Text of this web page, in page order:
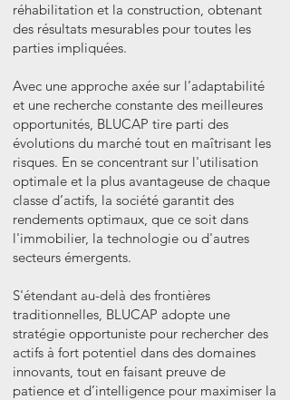
réhabilitation et la construction, obtenant
des résultats mesurables pour toutes les
parties impliquées.
Avec une approche axée sur l’adaptabilité
et une recherche constante des meilleures
opportunités, BLUCAP tire parti des
évolutions du marché tout en maîtrisant les
risques. En se concentrant sur l'utilisation
optimale et la plus avantageuse de chaque
classe d’actifs, la société garantit des
rendements optimaux, que ce soit dans
l'immobilier, la technologie ou d'autres
secteurs émergents.
S'étendant au-delà des frontières
traditionnelles, BLUCAP adopte une
stratégie opportuniste pour rechercher des
actifs à fort potentiel dans des domaines
innovants, tout en faisant preuve de
patience et d’intelligence pour maximiser la